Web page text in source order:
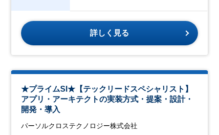
詳しく見る
★プライムSI★【テックリードスペシャリスト】
アプリ・アーキテクトの実装方式・提案・設計・
開発・導入
パーソルクロステクノロジー株式会社